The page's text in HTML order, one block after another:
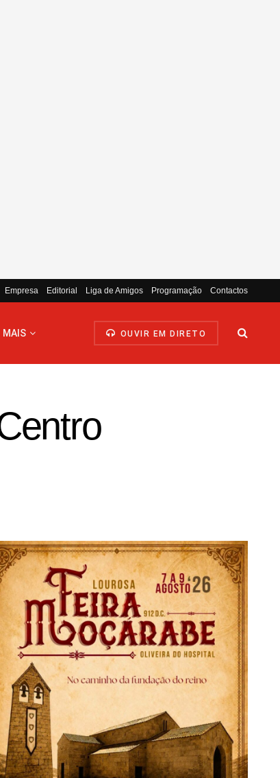
Empresa Editorial Liga de Amigos Programação Contactos
MAIS OUVIR EM DIRETO